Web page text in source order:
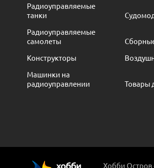
Радиоуправляемые
танки
Радиоуправляемые
самолеты
Конструкторы
Машинки на
радиоуправлении
Товары
Хобби Остров